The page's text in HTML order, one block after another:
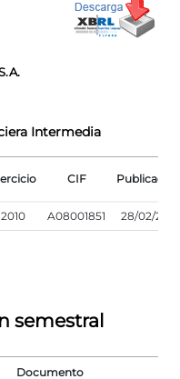
Intermedia
CIF Publicación
2010 A08001851 28/02/2011
semestral
Documento